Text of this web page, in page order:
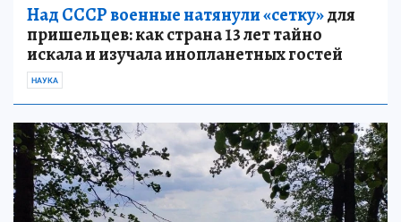
Над СССР военные натянули «сетку»для
пришельцев: как страна 13 лет тайно
искала и изучала инопланетных гостей
НАУКА